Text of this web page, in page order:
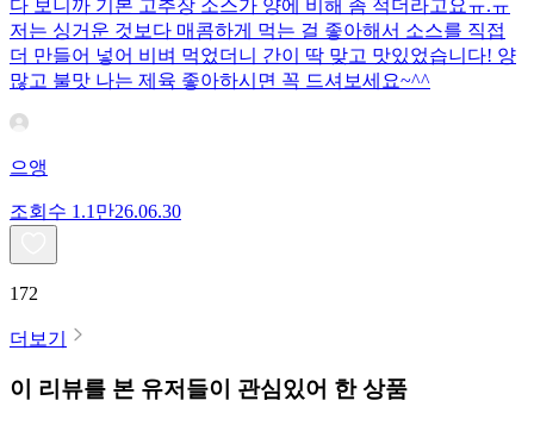
다 보니까 기본 고추장 소스가 양에 비해 좀 적더라고요ㅠ.ㅠ
저는 싱거운 것보다 매콤하게 먹는 걸 좋아해서 소스를 직접
더 만들어 넣어 비벼 먹었더니 간이 딱 맞고 맛있었습니다! 양
많고 불맛 나는 제육 좋아하시면 꼭 드셔보세요~^^
으앵
조회수 1.1만26.06.30
172
더보기
이 리뷰를 본 유저들이 관심있어 한 상품